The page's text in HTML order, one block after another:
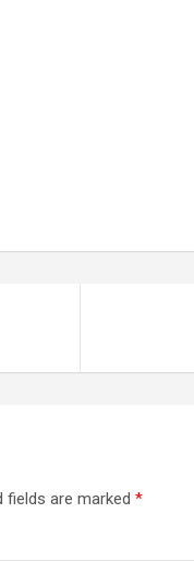
fields are marked *